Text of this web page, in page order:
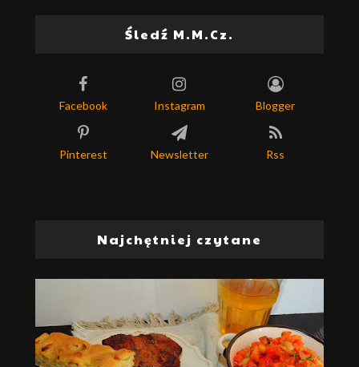
Śledź M.M.Cz.
Facebook Instagram Blogger
Pinterest Newsletter Rss
Najchętniej czytane